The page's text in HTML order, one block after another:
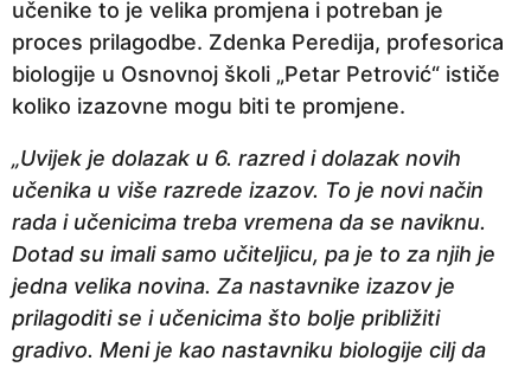
n
e
p
r
učenike to je velika promjena i potreban je
proces prilagodbe. Zdenka Peredija, profesorica
biologije u Osnovnoj školi „Petar Petrović“ ističe
koliko izazovne mogu biti te promjene.
„Uvijek je dolazak u 6. razred i dolazak novih
učenika u više razrede izazov. To je novi način
rada i učenicima treba vremena da se naviknu.
Dotad su imali samo učiteljicu, pa je to za njih je
jedna velika novina. Za nastavnike izazov je
prilagoditi se i učenicima što bolje približiti
gradivo. Meni je kao nastavniku biologije cilj da